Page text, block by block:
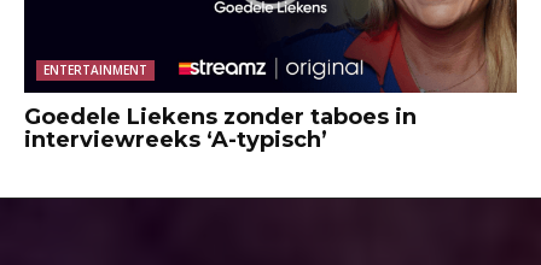
ENTERTAINMENT
Goedele Liekens zonder taboes in
interviewreeks ‘A-typisch’